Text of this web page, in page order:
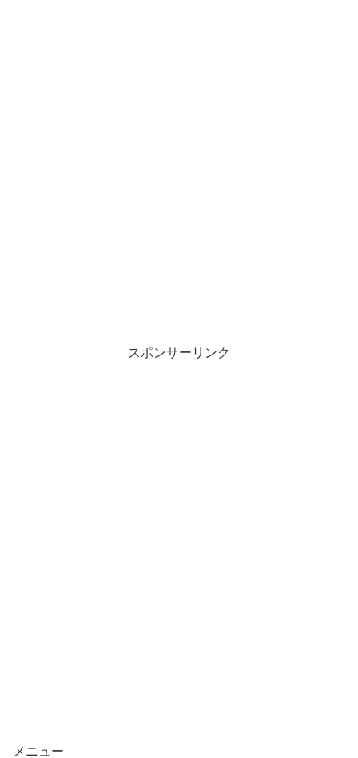
スポンサーリンク
メニュー